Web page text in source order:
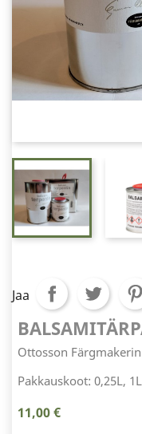
Jaa
Ottosson
Pakkauskoot: 0,25L,
11,00 €